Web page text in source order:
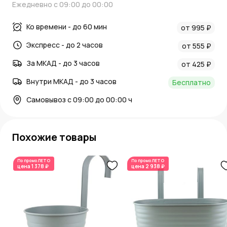
Ежедневно с 09:00 до 00:00
Ко времени - до 60 мин
от 995 ₽
Экспресс - до 2 часов
от 555 ₽
За МКАД - до 3 часов
от 425 ₽
Внутри МКАД - до 3 часов
Бесплатно
Самовывоз с 09:00 до 00:00 ч
Похожие товары
По промоЛЕТО
цена 1 378 ₽
По промоЛЕТО
цена 2 938 ₽